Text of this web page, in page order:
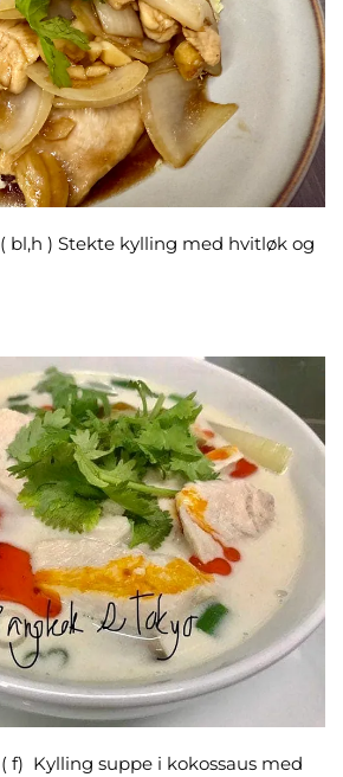
( bl,h ) Stekte kylling med hvitløk og
( f) Kylling suppe i kokossaus med